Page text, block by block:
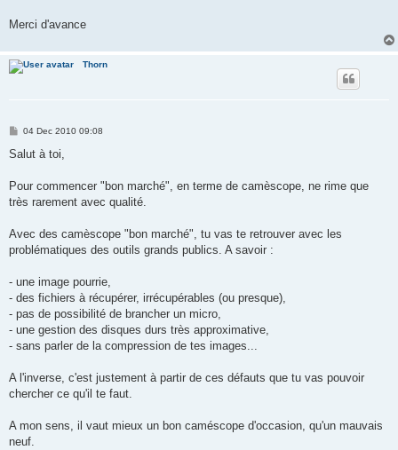
Merci d'avance
Thorn
P
s
04 Dec 2010 09:08
Salut à toi,
Pour commencer "bon marché", en terme de camèscope, ne rime que
très rarement avec qualité.
Avec des camèscope "bon marché", tu vas te retrouver avec les
problématiques des outils grands publics. A savoir :
- une image pourrie,
- des fichiers à récupérer, irrécupérables (ou presque),
- pas de possibilité de brancher un micro,
- une gestion des disques durs très approximative,
- sans parler de la compression de tes images...
A l'inverse, c'est justement à partir de ces défauts que tu vas pouvoir
chercher ce qu'il te faut.
A mon sens, il vaut mieux un bon caméscope d'occasion, qu'un mauvais
neuf.